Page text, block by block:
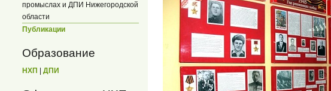
промыслах и ДПИ Нижегородской
области
Публикации
Образование
НХП ДПИ